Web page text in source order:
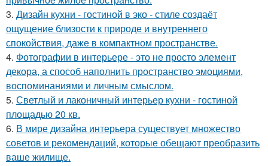
3. Дизайн кухни - гостиной в эко - стиле создаёт
ощущение близости к природе и внутреннего
спокойствия, даже в компактном пространстве.
4. Фотографии в интерьере - это не просто элемент
декора, а способ наполнить пространство эмоциями,
воспоминаниями и личным смыслом.
5. Светлый и лаконичный интерьер кухни - гостиной
площадью 20 кв.
6. В мире дизайна интерьера существует множество
советов и рекомендаций, которые обещают преобразить
ваше жилище.